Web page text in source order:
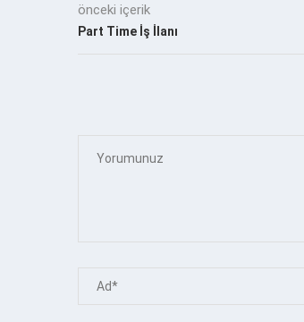
önceki içerik
Part Time İş İlanı